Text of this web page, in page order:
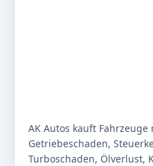
AK Autos kauft
Getriebeschaden,
Turboschaden, Ölverlust,